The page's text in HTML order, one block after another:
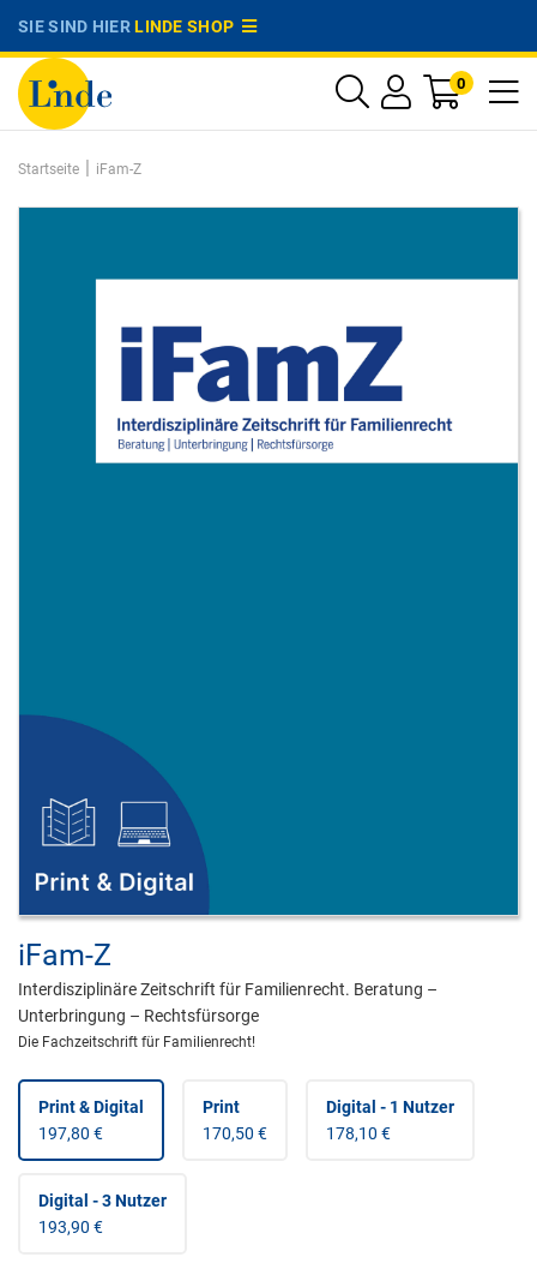
SIE SIND HIERLINDE SHOP
0
Startseite | iFam-Z
iFam-Z
Interdisziplinäre Zeitschrift für Familienrecht. Beratung –
Unterbringung – Rechtsfürsorge
Die Fachzeitschrift für Familienrecht!
Print & Digital
197,80 €
Print
170,50 €
Digital - 1 Nutzer
178,10 €
Digital - 3 Nutzer
193,90 €